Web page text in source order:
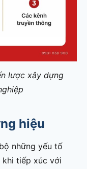
lược xây dựng
hiệu
những yếu tố
khi tiếp xúc với